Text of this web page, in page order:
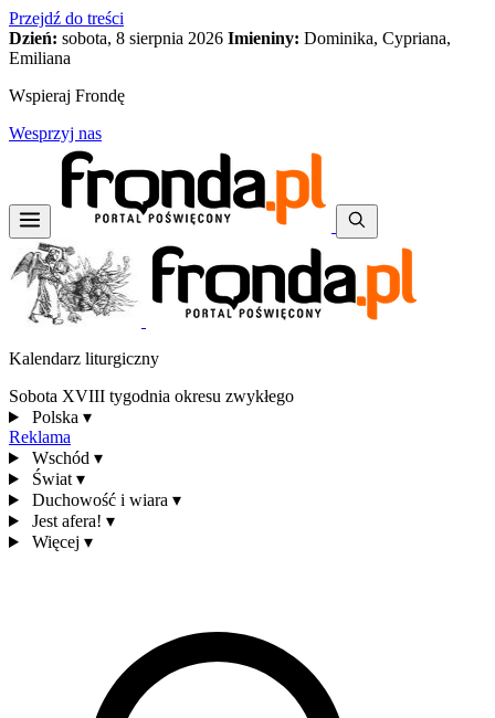
Przejdź do treści
Dzień: sobota, 8 sierpnia 2026 Imieniny: Dominika, Cypriana,
Emiliana
Wspieraj Frondę
Wesprzyj nas
Kalendarz liturgiczny
Sobota XVIII tygodnia okresu zwykłego
Polska ▾
Reklama
Wschód ▾
Świat ▾
Duchowość i wiara ▾
Jest afera! ▾
Więcej ▾